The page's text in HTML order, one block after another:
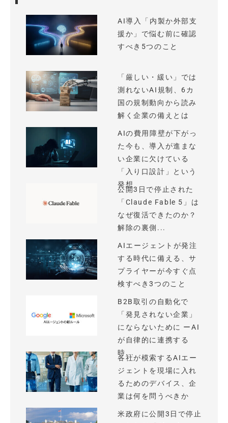
AI導入「内製か外部支
援か」で悩む前に確認
すべき5つのこと
「厳しい・緩い」では
測れないAI規制、6カ
国の規制動向から読み
解く企業の備えとは
AIの費用障壁が下がっ
た今も、導入が進まな
い企業に欠けている
「入り口設計」という
発想
公開3日で停止された
「Claude Fable 5」は
なぜ復活できたのか？
解除の裏側...
AIエージェントが発注
する時代に備える、サ
プライヤーが今すぐ点
検すべき3つのこと
B2B取引の自動化で
「発見されない企業」
にならないために ーAI
が自律的に連携する
時...
各社が模索するAIエー
ジェントを現場に入れ
るためのデバイス、企
業は何を問うべきか
米政府に公開3日で停止